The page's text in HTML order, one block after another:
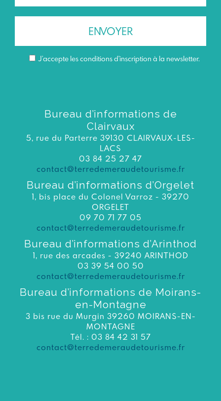
J’accepte les conditions d'inscription à la newsletter.
Bureau d’informations de
Clairvaux
5, rue du Parterre 39130 CLAIRVAUX-LES-
LACS
03 84 25 27 47
contact@terredemeraudetourisme.fr
Bureau d’informations d’Orgelet
1, bis place du Colonel Varroz - 39270
ORGELET
09 70 71 77 05
contact@terredemeraudetourisme.fr
Bureau d’informations d’Arinthod
1, rue des arcades - 39240 ARINTHOD
03 39 54 00 50
contact@terredemeraudetourisme.fr
Bureau d’informations de Moirans-
en-Montagne
3 bis rue du Murgin 39260 MOIRANS-EN-
MONTAGNE
Tél. : 03 84 42 31 57
contact@terredemeraudetourisme.fr